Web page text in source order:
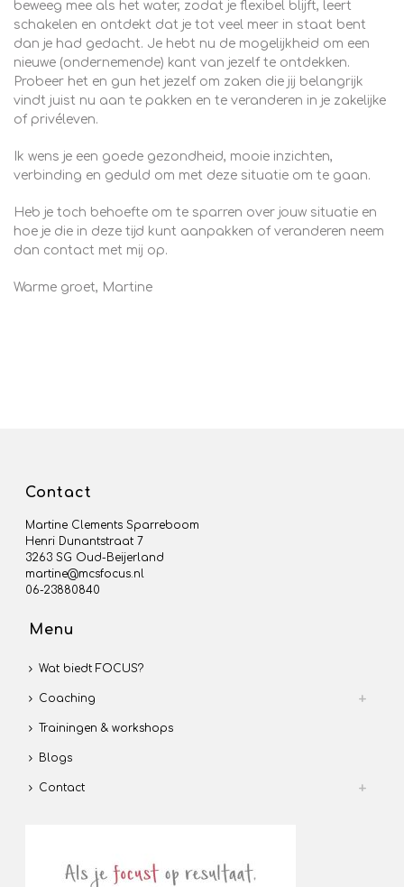
beweeg mee als het water, zodat je flexibel blijft, leert
schakelen en ontdekt dat je tot veel meer in staat bent
dan je had gedacht. Je hebt nu de mogelijkheid om een
nieuwe (ondernemende) kant van jezelf te ontdekken.
Probeer het en gun het jezelf om zaken die jij belangrijk
vindt juist nu aan te pakken en te veranderen in je zakelijke
of privéleven.
Ik wens je een goede gezondheid, mooie inzichten,
verbinding en geduld om met deze situatie om te gaan.
Heb je toch behoefte om te sparren over jouw situatie en
hoe je die in deze tijd kunt aanpakken of veranderen neem
dan contact met mij op.
Warme groet, Martine
Contact
Martine Clements Sparreboom
Henri Dunantstraat 7
3263 SG Oud-Beijerland
martine@mcsfocus.nl
06-23880840
Menu
Wat biedt FOCUS?
Coaching
Trainingen & workshops
Blogs
Contact